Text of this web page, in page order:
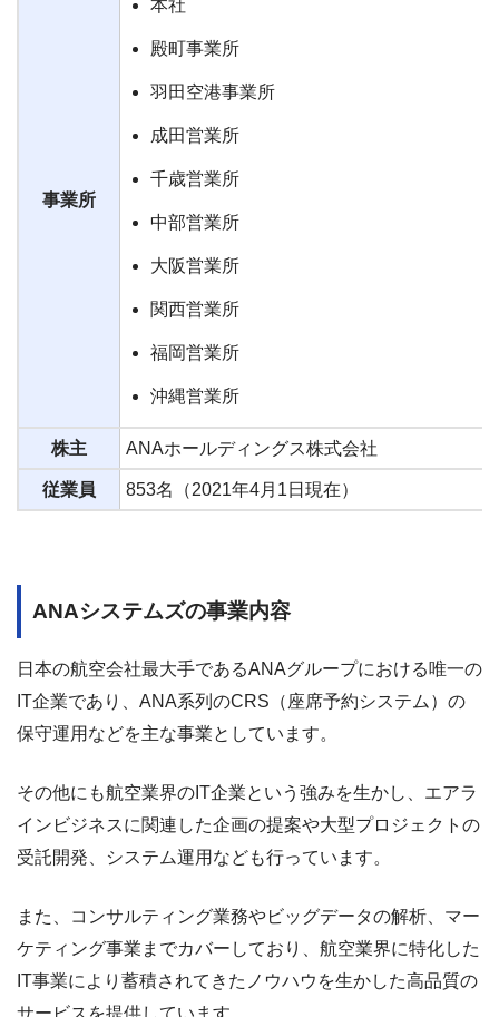
事業所
本社
殿町事業所
羽田空港事業所
成田営業所
千歳営業所
中部営業所
大阪営業所
関西営業所
福岡営業所
沖縄営業所
株主 ANAホールディングス株式会社
従業員 853名（2021年4月1日現在）
ANAシステムズの事業内容
日本の航空会社最大手であるANAグループにおける唯一の
IT企業であり、ANA系列のCRS（座席予約システム）の
保守運用などを主な事業としています。
その他にも航空業界のIT企業という強みを生かし、エアラ
インビジネスに関連した企画の提案や大型プロジェクトの
受託開発、システム運用なども行っています。
また、コンサルティング業務やビッグデータの解析、マー
ケティング事業までカバーしており、航空業界に特化した
IT事業により蓄積されてきたノウハウを生かした高品質の